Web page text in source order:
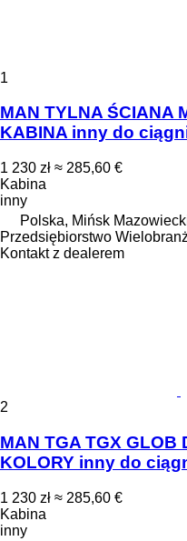
1
MAN TYLNA ŚCIANA
KABINA inny do
1 230 zł ≈ 285,60 €
Kabina
inny
Polska, Mińsk
Przedsiębiorstwo
Kontakt z dealerem
2
MAN TGA TGX GLOB
KOLORY inny do
1 230 zł ≈ 285,60 €
Kabina
inny